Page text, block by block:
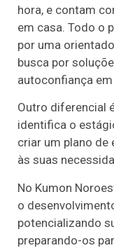
hora, e contam
em casa. Todo o
por uma
busca por
autoconfiança
Outro diferencial
identifica o
criar um plano de
às suas
No Kumon
o
potencializando
preparando-os